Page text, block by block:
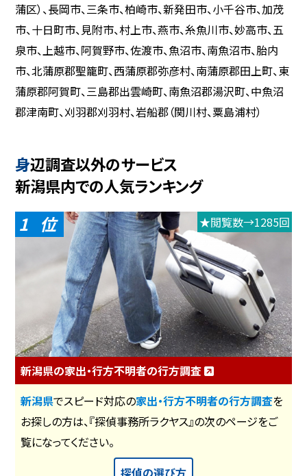
蒲区）、長岡市、三条市、柏崎市、新発田市、小千谷市、加茂
市、十日町市、見附市、村上市、燕市、糸魚川市、妙高市、五
泉市、上越市、阿賀野市、佐渡市、魚沼市、南魚沼市、胎内
市、北蒲原郡聖籠町、西蒲原郡弥彦村、南蒲原郡田上町、東
蒲原郡阿賀町、三島郡出雲崎町、南魚沼郡湯沢町、中魚沼
郡津南町、刈羽郡刈羽村、岩船郡（関川村、粟島浦村）
身辺調査以外のサービス
新潟県内での人気ランキング
1 ★閲覧数→1285回
新潟県の家出・行方不明者の行方調査
新潟県でスピード対応の家出・行方不明者の行方調査を
お探しの方は、『探偵事務所ラクヤス』の次のページをご
覧になってください。
探偵の選び方